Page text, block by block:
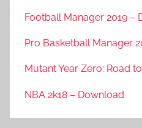
Football Manager 2019 –
Pro Basketball Manager
Mutant Year Zero: Road
NBA 2k18 – Download